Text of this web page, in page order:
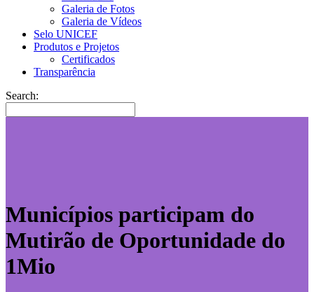
Galeria de Fotos
Galeria de Vídeos
Selo UNICEF
Produtos e Projetos
Certificados
Transparência
Search:
Municípios participam do
Mutirão de Oportunidade do
1Mio